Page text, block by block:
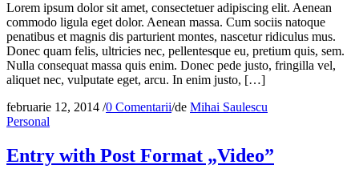
Lorem ipsum dolor sit amet, consectetuer adipiscing elit. Aenean
commodo ligula eget dolor. Aenean massa. Cum sociis natoque
penatibus et magnis dis parturient montes, nascetur ridiculus mus.
Donec quam felis, ultricies nec, pellentesque eu, pretium quis, sem.
Nulla consequat massa quis enim. Donec pede justo, fringilla vel,
aliquet nec, vulputate eget, arcu. In enim justo, […]
februarie 12, 2014 /0 Comentarii/de Mihai Saulescu
Personal
Entry with Post Format „Video”